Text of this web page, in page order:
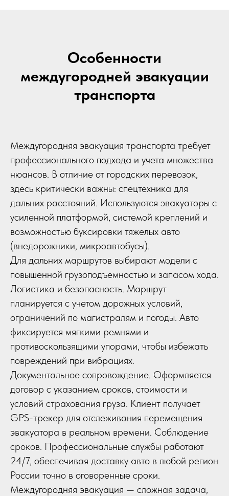
Особенности
междугородней эвакуации
транспорта
Междугородняя эвакуация транспорта требует
профессионального подхода и учета множества
нюансов. В отличие от городских перевозок,
здесь критически важны: спецтехника для
дальних расстояний. Используются эвакуаторы с
усиленной платформой, системой креплений и
возможностью буксировки тяжелых авто
(внедорожники, микроавтобусы).
Для дальних маршрутов выбирают модели с
повышенной грузоподъемностью и запасом хода.
Логистика и безопасность. Маршрут
планируется с учетом дорожных условий,
ограничений по магистралям и погоды. Авто
фиксируется мягкими ремнями и
противоскользящими упорами, чтобы избежать
повреждений при вибрациях.
Документальное сопровождение. Оформляется
договор с указанием сроков, стоимости и
условий страхования груза. Клиент получает
GPS-трекер для отслеживания перемещения
эвакуатора в реальном времени. Соблюдение
сроков. Профессиональные службы работают
24/7, обеспечивая доставку авто в любой регион
России точно в оговоренные сроки.
Междугородняя эвакуация — сложная задача,